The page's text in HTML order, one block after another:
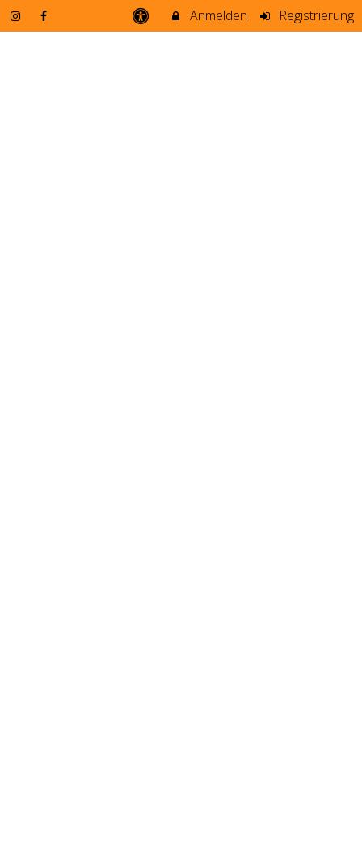
Anmelden Registrierung